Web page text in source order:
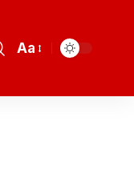
Aa